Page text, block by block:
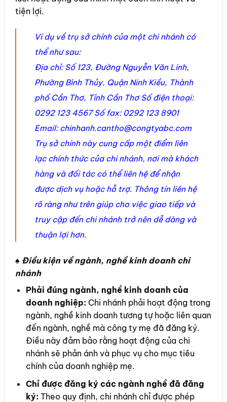
tiện lợi.
Ví dụ về trụ sở chính của một chi nhánh có
thể như sau:
Địa chỉ: Số 123, Đường Nguyễn Văn Linh,
Phường Bình Thủy, Quận Ninh Kiều, Thành
phố Cần Thơ, Tỉnh Cần Thơ Số điện thoại:
0292 123 4567 Số fax: 0292 123 8901
Email: chinhanh.cantho@congtyabc.com
Trụ sở chính này cung cấp một điểm liên
lạc chính thức của chi nhánh, nơi mà khách
hàng và đối tác có thể liên hệ để nhận
được dịch vụ hoặc hỗ trợ. Thông tin liên hệ
rõ ràng như trên giúp cho việc giao tiếp và
truy cập đến chi nhánh trở nên dễ dàng và
thuận lợi hơn.
♠ Điều kiện về ngành, nghề kinh doanh chi
nhánh
Phải đúng ngành, nghề kinh doanh của
doanh nghiệp: Chi nhánh phải hoạt động trong
ngành, nghề kinh doanh tương tự hoặc liên quan
đến ngành, nghề mà công ty mẹ đã đăng ký.
Điều này đảm bảo rằng hoạt động của chi
nhánh sẽ phản ánh và phục vụ cho mục tiêu
chính của doanh nghiệp mẹ.
Chỉ được đăng ký các ngành nghề đã đăng
ký: Theo quy định, chi nhánh chỉ được phép